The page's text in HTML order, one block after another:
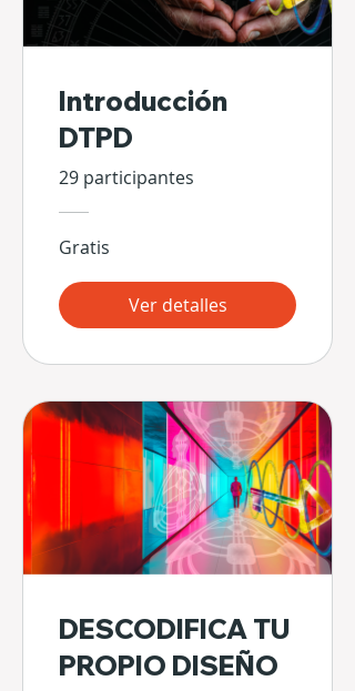
Introducción
DTPD
29 participantes
Gratis
Ver detalles
DESCODIFICA TU
PROPIO DISEÑO